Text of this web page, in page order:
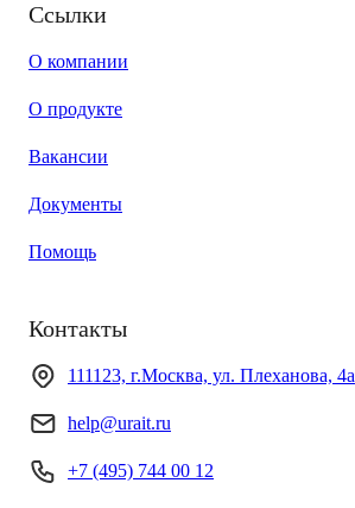
Ссылки
О компании
О продукте
Вакансии
Документы
Помощь
Контакты
111123, г.Москва, ул. Плеханова, 4а
help@urait.ru
+7 (495) 744 00 12